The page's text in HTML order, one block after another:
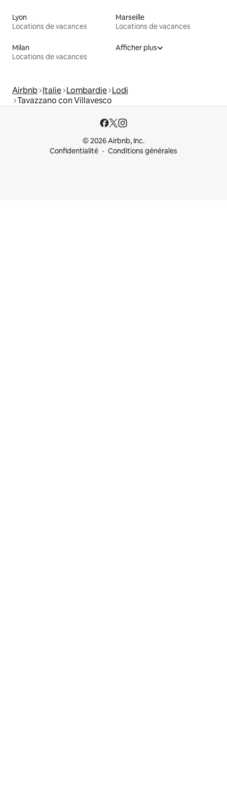
Lyon
Locations de vacances
Marseille
Locations de vacances
Milan
Locations de vacances
Afficher plus
Airbnb Italie Lombardie Lodi
Tavazzano con Villavesco
© 2026 Airbnb, Inc.
Confidentialité
Conditions générales